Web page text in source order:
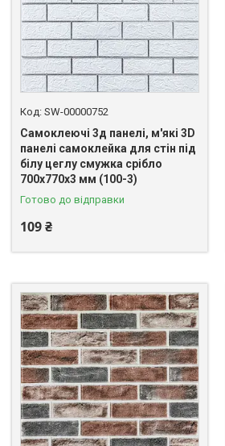
SW-00000752
Самоклеючі 3д панелі, м'які 3D
панелі самоклейка для стін під
білу цеглу смужка срібло
700х770х3 мм (100-3)
Готово до відправки
109 ₴